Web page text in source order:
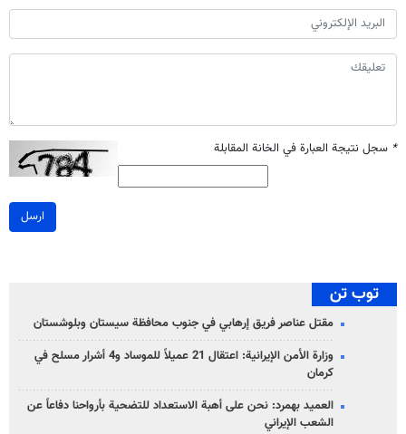
* سجل نتيجة العبارة في الخانة المقابلة
ارسل
توب تن
مقتل عناصر فريق إرهابي في جنوب محافظة سيستان وبلوشستان
وزارة الأمن الإيرانية: اعتقال 21 عميلاً للموساد و4 أشرار مسلح في
كرمان
العميد بهمرد: نحن على أهبة الاستعداد للتضحية بأرواحنا دفاعاً عن
الشعب الإيراني